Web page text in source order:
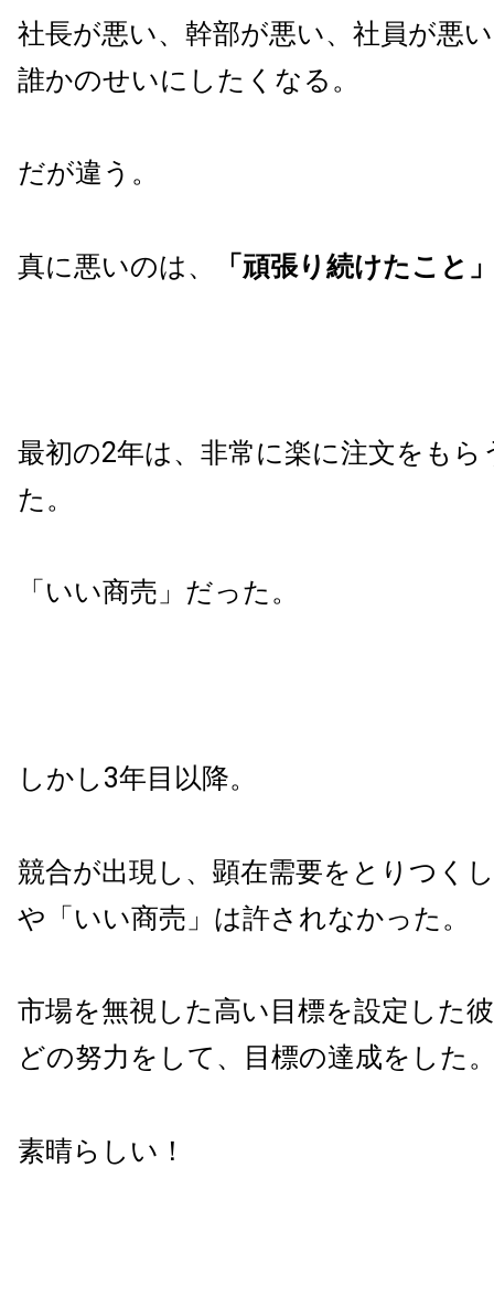
社長が悪い、幹部が悪い、社員が悪
誰かのせいにしたくなる。
だが違う。
真に悪いのは、 「頑張り続けたこと
最初の2年は、非常に楽に注文をも
た。
「いい商売」だった。
しかし3年目以降。
競合が出現し、顕在需要をとりつく
や「いい商売」は許されなかった。
市場を無視した高い目標を設定した
どの努力をして、目標の達成をした
素晴らしい！